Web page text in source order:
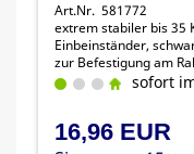
Art.Nr. 581772
extrem stabiler bis 35
Einbeinständer,
zur Befestigung am
sofort
16,96 EUR